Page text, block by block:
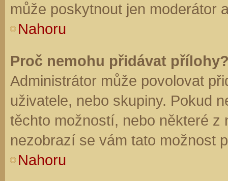
může poskytnout jen moderátor
Nahoru
Proč nemohu přidávat
Administrátor může povolovat
uživatele, nebo skupiny. Pokud
těchto možností, nebo některé z
nezobrazí se vám tato možnost
Nahoru